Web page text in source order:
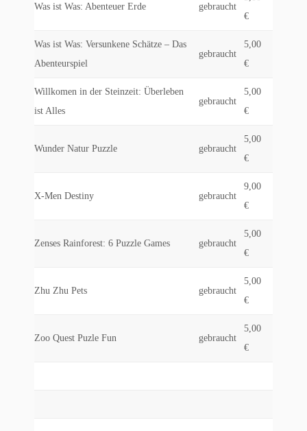
Was ist Was: Abenteuer Erde gebraucht
€
Was ist Was: Versunkene Schätze – Das
Abenteurspiel
gebraucht
5,00
€
Willkomen in der Steinzeit: Überleben
ist Alles
gebraucht
5,00
€
Wunder Natur Puzzle gebraucht
5,00
€
X-Men Destiny gebraucht
9,00
€
Zenses Rainforest: 6 Puzzle Games gebraucht
5,00
€
Zhu Zhu Pets gebraucht
5,00
€
Zoo Quest Puzle Fun gebraucht
5,00
€